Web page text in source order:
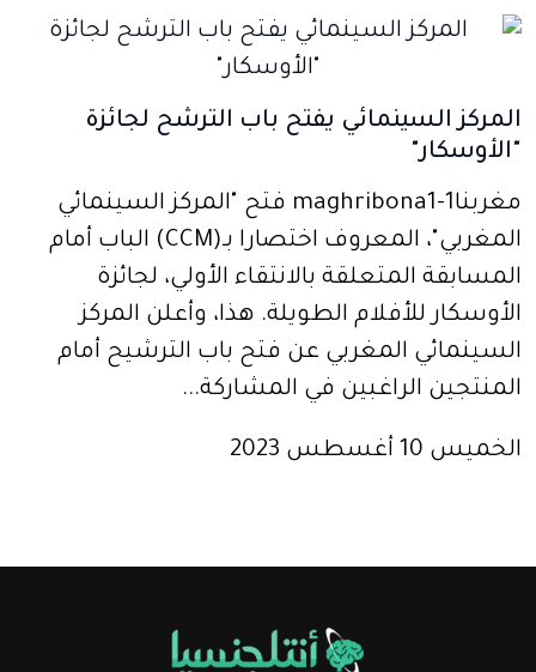
المركز السينمائي يفتح باب الترشح لجائزة
"الأوسكار"
مغربنا1-maghribona1 فتح "المركز السينمائي
المغربي"، المعروف اختصارا بـ(CCM) الباب أمام
المسابقة المتعلقة بالانتقاء الأولي، لجائزة
الأوسكار للأفلام الطويلة. هذا، وأعلن المركز
السينمائي المغربي عن فتح باب الترشيح أمام
المنتجين الراغبين في المشاركة...
الخميس 10 أغسطس 2023